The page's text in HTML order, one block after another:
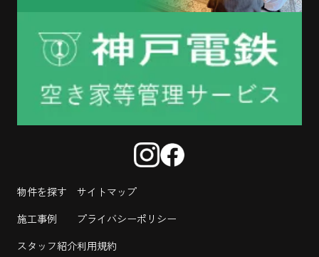
物件を探す
施工事例
スタッフ紹介
サイトマップ
プライバシーポリシー
利用規約